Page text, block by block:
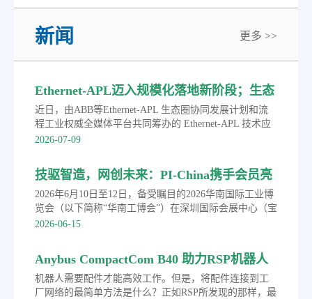
新闻 更多 >>
Ethernet-APL迈入规模化落地新阶段；生态
圈联合发布APL选型手册
近日，由ABB等Ethernet-APL 生态圈协同发展计划和流
程工业权威全媒体平台共同筹办的 Ethernet-APL 技术应
用巡回研讨会首站落地浙江宁波。会上，生态圈成员单
工业以太网技术与深耕行业的实践积淀，ABB 致力于助
力广大流程工业用户打通端到端完整数据链路，打破传
统数据孤岛，为工厂智能化转型和迈向AI驱动的自主智
能运营夯实数据根基。
2026-07-09
技驱智造，网创未来：PI-China携手会员亮
相华南工博会并成功举办PROFINET技术路
演
2026年6月10日至12日，备受瞩目的2026华南国际工业博
览会（以下简称“华南工博会”）在深圳国际会展中心（宝
安新馆）盛大举行。作为工业通信与自动化技术领域的
专业委员会（PI-China）携手多家会员单位亮相本次盛
会，并同期举办了“技驱智造 网创未来”2026年
PROFINET技术路演，全面展示了以PROFINET技术为核
心的工业通信创新成果，成为本届展会推动制造业数字
2026-06-15
Anybus CompactCom B40 助力RSP机器人
配件客户实现PROFINET等主流协议
机器人需要配件才能高效工作。但是，将配件连接到工
厂网络的最简单方法是什么？正如RSP所发现的那样，最